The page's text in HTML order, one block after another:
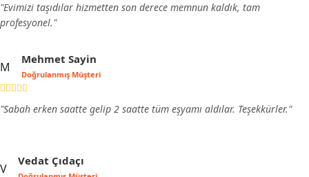
"Evimizi taşıdılar hizmetten son derece memnun kaldık, tam
profesyonel."
M
Mehmet Sayin
Doğrulanmış Müşteri
"Sabah erken saatte gelip 2 saatte tüm eşyamı aldılar. Teşekkürler."
V
Vedat Çıdaçı